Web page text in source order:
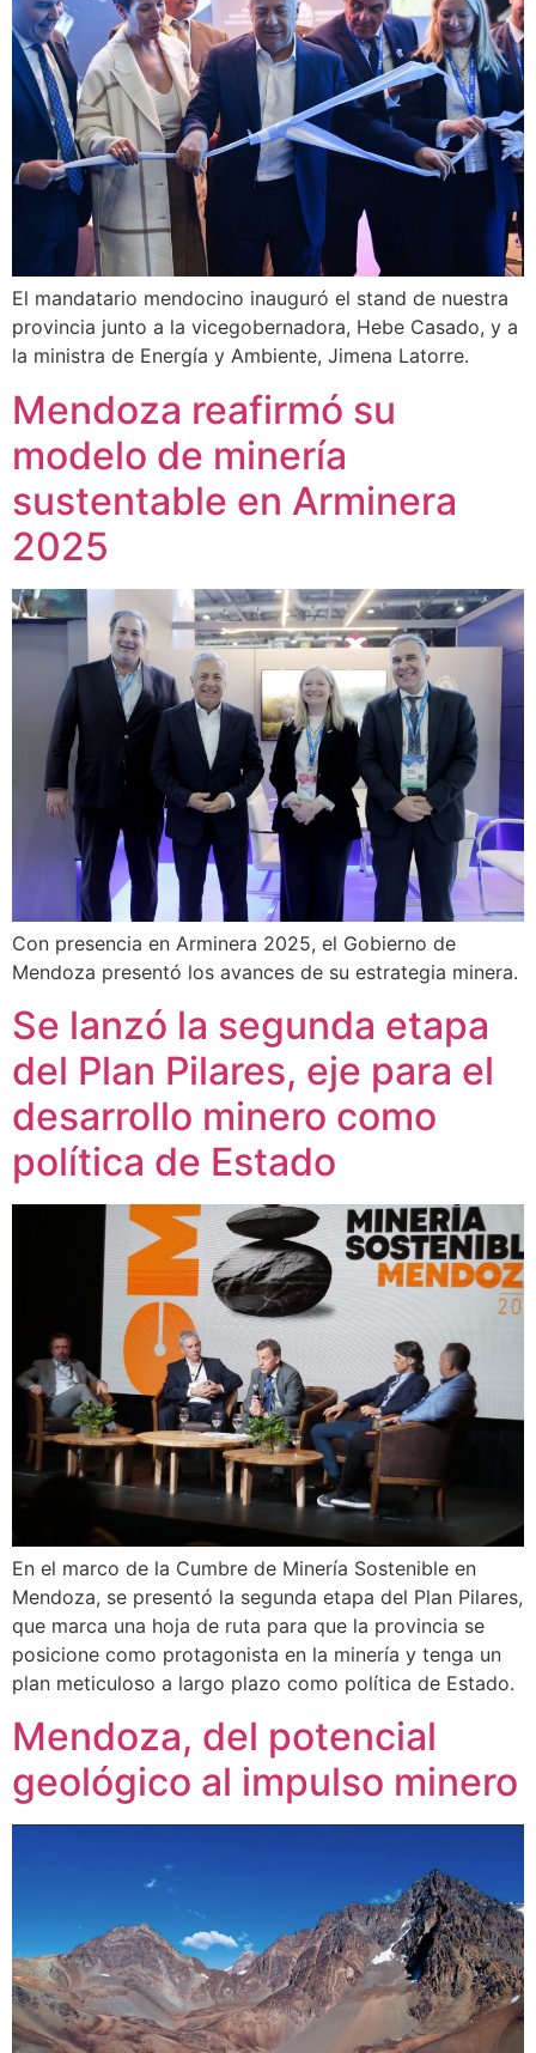
El mandatario mendocino inauguró el stand de nuestra
provincia junto a la vicegobernadora, Hebe Casado, y a
la ministra de Energía y Ambiente, Jimena Latorre.
Mendoza reafirmó su
modelo de minería
sustentable en Arminera
2025
Con presencia en Arminera 2025, el Gobierno de
Mendoza presentó los avances de su estrategia minera.
Se lanzó la segunda etapa
del Plan Pilares, eje para el
desarrollo minero como
política de Estado
En el marco de la Cumbre de Minería Sostenible en
Mendoza, se presentó la segunda etapa del Plan Pilares,
que marca una hoja de ruta para que la provincia se
posicione como protagonista en la minería y tenga un
plan meticuloso a largo plazo como política de Estado.
Mendoza, del potencial
geológico al impulso minero